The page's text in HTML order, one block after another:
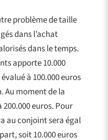
problème de taille
dans l’achat
dans le temps.
apporte 10.000
à 100.000 euros
Au moment de la
euros. Pour
au conjoint sera égal
soit 10.000 euros